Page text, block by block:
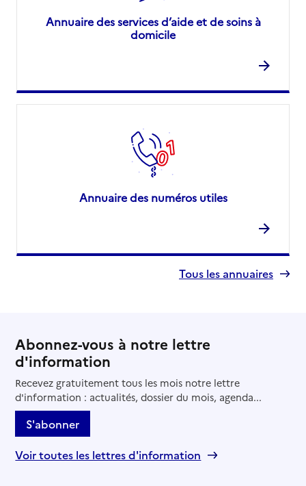
Annuaire des services d’aide et de soins à
domicile
Annuaire des numéros utiles
Tous les annuaires
Abonnez-vous à notre lettre
d'information
Recevez gratuitement tous les mois notre lettre
d'information : actualités, dossier du mois, agenda...
S'abonner
Voir toutes les lettres d'information